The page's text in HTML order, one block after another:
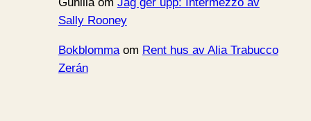
Sally Rooney
Bokblommaom Rent hus av Alia Trabucco
Zerán